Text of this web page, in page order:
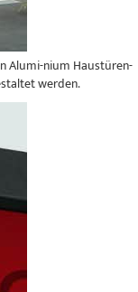
Alumi-nium Haustüren-
werden.